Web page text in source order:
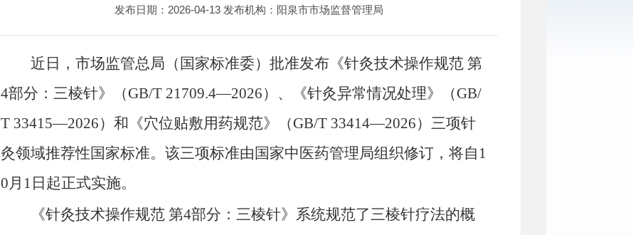
发布日期：2026-04-13 发布机构：阳泉市市场监督管理局
近日，市场监管总局（国家标准委）批准发布《针灸技术操作规范 第
4部分：三棱针》
（GB/T 21709.4—2026） 、 《针灸异常情况处理》
（GB/
T 33415—2026）和 《穴位贴敷用药规范》 （GB/T 33414—2026） 三项针
灸领域推荐性国家标准。 该三项标准由国家中医药管理局组织修订， 将自 1
0月1日起正式实施。
《针灸技术操作规范 第4部分：三棱针》系统规范了三棱针疗法的概